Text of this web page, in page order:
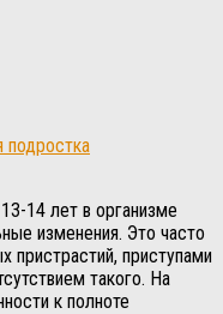
подростка
14 лет в организме
изменения. Это часто
пристрастий, приступами
такого. На
к полноте